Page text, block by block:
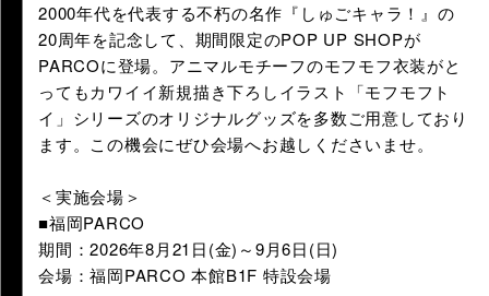
2000年代を代表する不朽の名作『しゅごキャラ！』の
20周年を記念して、期間限定のPOP UP SHOPが
PARCOに登場。アニマルモチーフのモフモフ衣装がと
ってもカワイイ新規描き下ろしイラスト「モフモフト
イ」シリーズのオリジナルグッズを多数ご用意しており
ます。この機会にぜひ会場へお越しくださいませ。
＜実施会場＞
■福岡PARCO
期間：2026年8月21日(金)～9月6日(日)
会場：福岡PARCO 本館B1F 特設会場